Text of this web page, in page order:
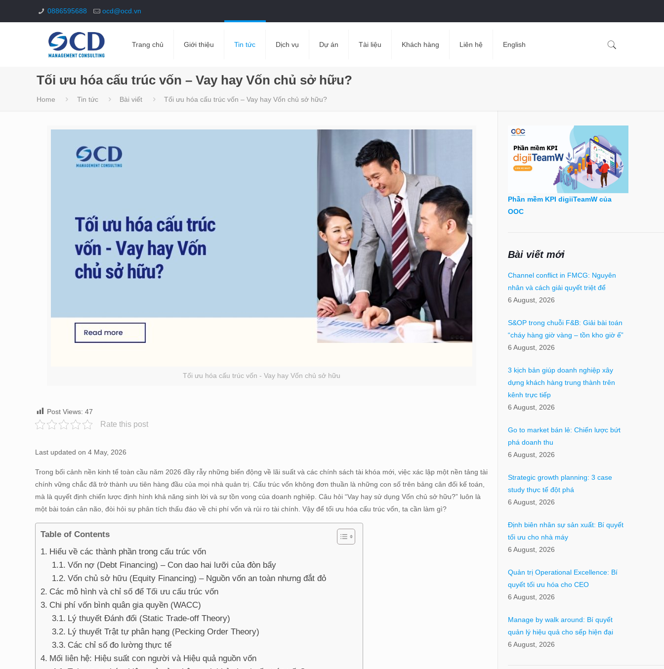
0886595688 ocd@ocd.vn
Trang chủ Giới thiệu Tin tức Dịch vụ Dự án Tài liệu Khách hàng Liên hệ English
Tối ưu hóa cấu trúc vốn – Vay hay Vốn chủ sở hữu?
Home Tin tức Bài viết Tối ưu hóa cấu trúc vốn – Vay hay Vốn chủ sở hữu?
Tối ưu hóa cấu trúc vốn - Vay hay Vốn chủ sở hữu
Post Views: 47
Rate this post
Last updated on 4 May, 2026
Trong bối cảnh nền kinh tế toàn cầu năm 2026 đầy rẫy những biến động về lãi suất và các chính sách tài khóa mới, việc xác lập một nền tảng tài
chính vững chắc đã trở thành ưu tiên hàng đầu của mọi nhà quản trị. Cấu trúc vốn không đơn thuần là những con số trên bảng cân đối kế toán,
mà là quyết định chiến lược định hình khả năng sinh lời và sự tồn vong của doanh nghiệp. Câu hỏi “Vay hay sử dụng Vốn chủ sở hữu?” luôn là
một bài toán cân não, đòi hỏi sự phân tích thấu đáo về chi phí vốn và rủi ro tài chính. Vậy để tối ưu hóa cấu trúc vốn, ta cần làm gì?
Table of Contents
Hiểu về các thành phần trong cấu trúc vốn
Vốn nợ (Debt Financing) – Con dao hai lưỡi của đòn bẩy
Vốn chủ sở hữu (Equity Financing) – Nguồn vốn an toàn nhưng đắt đỏ
Các mô hình và chỉ số để Tối ưu cấu trúc vốn
Chi phí vốn bình quân gia quyền (WACC)
Lý thuyết Đánh đổi (Static Trade-off Theory)
Lý thuyết Trật tự phân hạng (Pecking Order Theory)
Các chỉ số đo lường thực tế
Mối liên hệ: Hiệu suất con người và Hiệu quả nguồn vốn
Phần mềm KPI digiiTeamW của
OOC
Bài viết mới
Channel conflict in FMCG: Nguyên
nhân và cách giải quyết triệt để
6 August, 2026
S&OP trong chuỗi F&B: Giải bài toán
“cháy hàng giờ vàng – tồn kho giờ ế”
6 August, 2026
3 kịch bản giúp doanh nghiệp xây
dựng khách hàng trung thành trên
kênh trực tiếp
6 August, 2026
Go to market bán lẻ: Chiến lược bứt
phá doanh thu
6 August, 2026
Strategic growth planning: 3 case
study thực tế đột phá
6 August, 2026
Định biên nhân sự sản xuất: Bí quyết
tối ưu cho nhà máy
6 August, 2026
Quản trị Operational Excellence: Bí
quyết tối ưu hóa cho CEO
6 August, 2026
Manage by walk around: Bí quyết
quản lý hiệu quả cho sếp hiện đại
6 August, 2026